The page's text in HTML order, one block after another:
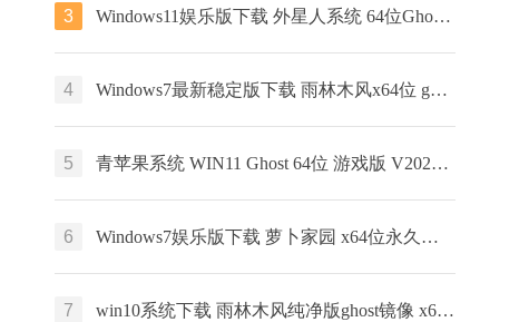
3 Windows11娱乐版下载 外星人系统 64位Ghost镜像下载 笔记本专用
4 Windows7最新稳定版下载 雨林木风x64位 ghost系统 惠普笔记本专用下载
5 青苹果系统 WIN11 Ghost 64位 游戏版 V2022.03
6 Windows7娱乐版下载 萝卜家园 x64位永久免费下载 ghost ISO镜像下载
7 win10系统下载 雨林木风纯净版ghost镜像 x64简体中文版 v2023